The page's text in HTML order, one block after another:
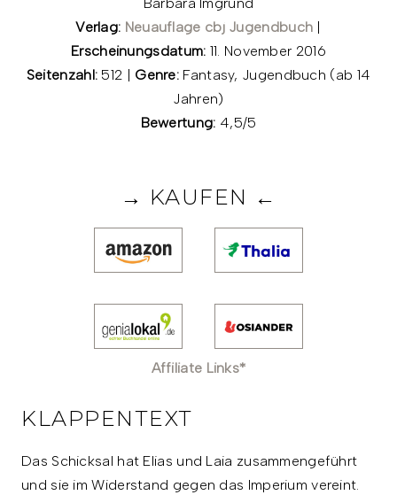
Barbara Imgrund
Verlag: Neuauflage cbj Jugendbuch
Erscheinungsdatum: 11. November 2016
Seitenzahl: 512 | Genre: Fantasy, Jugendbuch (ab 14
Jahren)
Bewertung: 4,5/5
→ KAUFEN ←
Affiliate Links*
KLAPPENTEXT
Das Schicksal hat Elias und Laia zusammengeführt
und sie im Widerstand gegen das Imperium vereint.